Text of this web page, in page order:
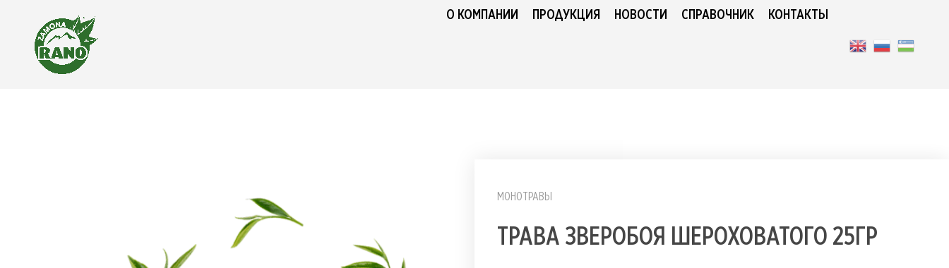
О КОМПАНИИ ПРОДУКЦИЯ НОВОСТИ СПРАВОЧНИК КОНТАКТЫ
МОНОТРАВЫ
ТРАВА ЗВЕРОБОЯ ШЕРОХОВАТОГО 25ГР